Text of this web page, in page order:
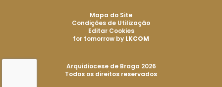
Arquidiocese de Braga 2026
Todos os direitos reservados
Mapa do Site
Condições de Utilização
Editar Cookies
for tomorrow by LKCOM